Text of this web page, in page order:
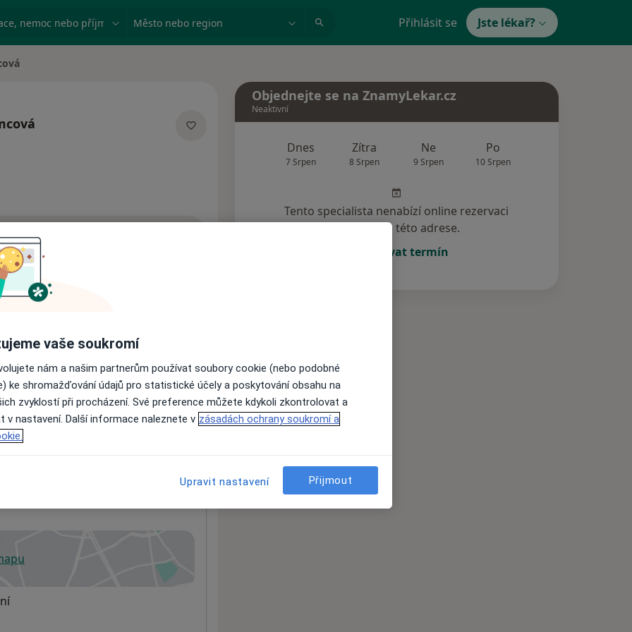
nemoc nebo příjmení Město nebo region Přihlásit se Jste lékař?
nejsou k dispozici
informace o svých službách.
v nové záložce
Objednejte se na ZnamyLekar.cz
Neaktivní
Dnes
7 Srpen
Zítra
8 Srpen
Ne
9 Srpen
Po
10 Srpen
Tento specialista nenabízí online rezervaci
termínu na této adrese.
Rezervovat termín
vaše soukromí
nám a našim partnerům používat soubory cookie (nebo podobné
ke shromažďování údajů pro statistické účely a poskytování obsahu na
zvyklostí při procházení. Své preference můžete kdykoli zkontrolovat a
v nastavení. Další informace naleznete v zásadách ochrany soukromí a
Upravit nastavení Přijmout